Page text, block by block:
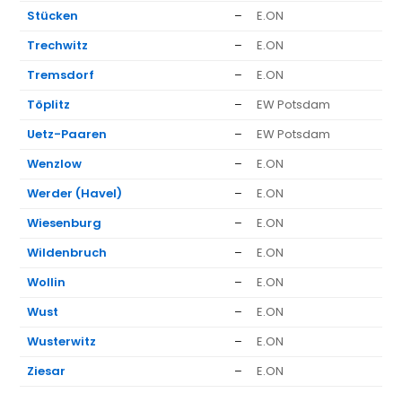
Stücken
– E.ON
Trechwitz
– E.ON
Tremsdorf
– E.ON
Töplitz
– EW Potsdam
Uetz-Paaren
– EW Potsdam
Wenzlow
– E.ON
Werder (Havel)
– E.ON
Wiesenburg
– E.ON
Wildenbruch
– E.ON
Wollin
– E.ON
Wust
– E.ON
Wusterwitz
– E.ON
Ziesar
– E.ON